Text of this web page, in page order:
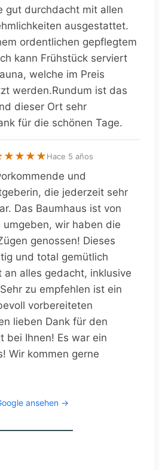
gut durchdacht mit allen
ausgestattet.
ordentlichen gepflegtem
kann Frühstück serviert
welche im Preis
werden.Rundum ist das
dieser Ort sehr
für die schönen Tage.
★ ★ ★ ★Hace 5 años
und
die jederzeit sehr
Das Baumhaus ist von
wir haben die
genossen! Dieses
und total gemütlich
an alles gedacht, inklusive
zu empfehlen ist ein
vorbereiteten
lieben Dank für den
bei Ihnen! Es war ein
Wir kommen gerne
ansehen →